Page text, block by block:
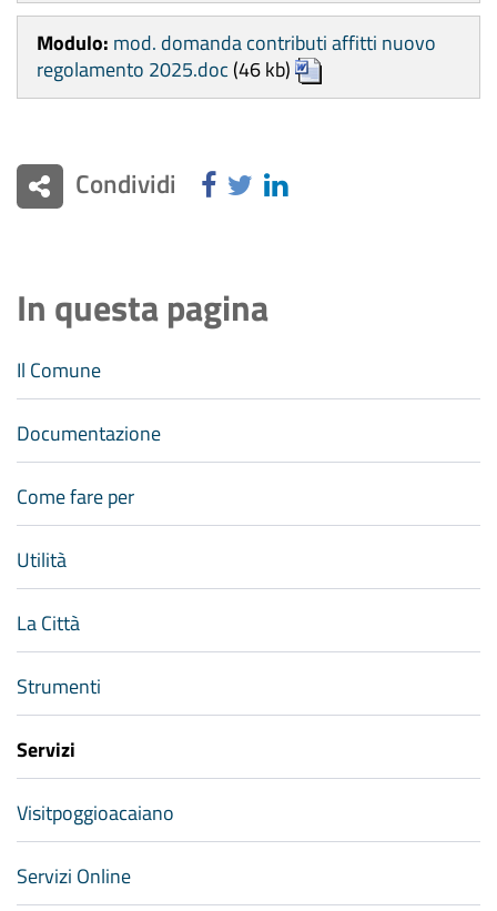
Modulo: mod. domanda contributi affitti nuovo
regolamento 2025.doc(46 kb)
Condividi
In questa pagina
Il Comune
Documentazione
Come fare per
Utilità
La Città
Strumenti
Servizi
Visitpoggioacaiano
Servizi Online